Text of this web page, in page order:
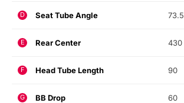
D Seat Tube Angle 73.5
E Rear Center 430
F Head Tube Length 90
G BB Drop 60